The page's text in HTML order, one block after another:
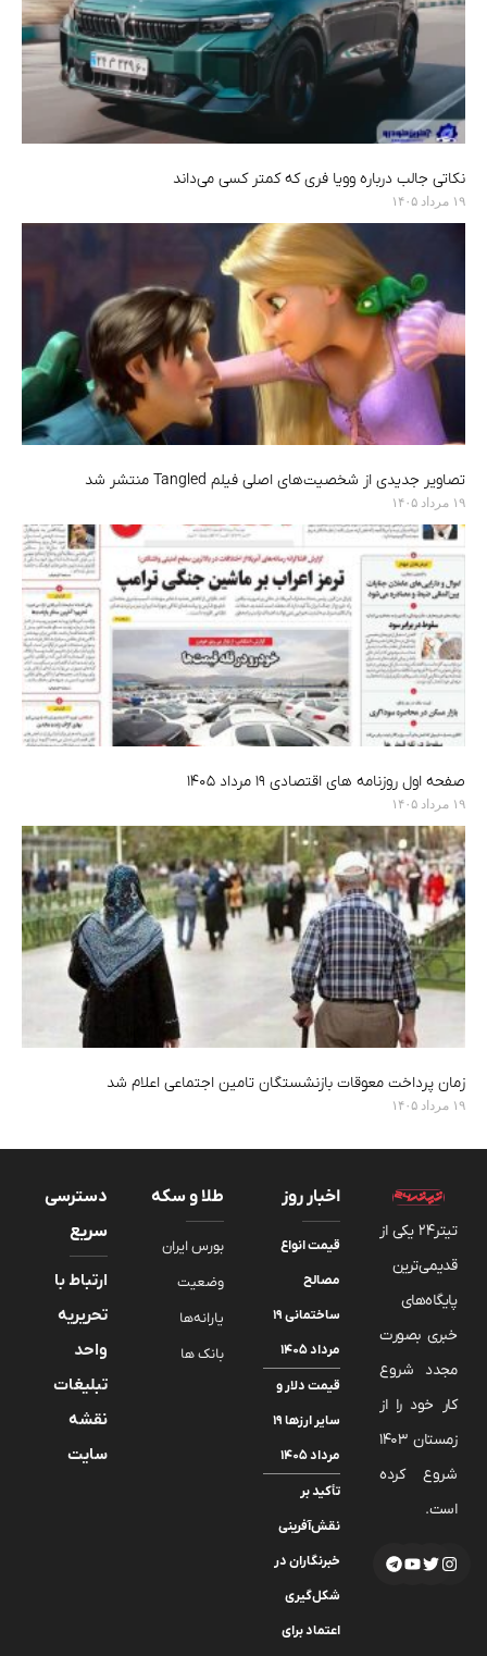
نکاتی جالب درباره وویا فری که کمتر کسی می‌داند
۱۹ مرداد ۱۴۰۵
تصاویر جدیدی از شخصیت‌های اصلی فیلم Tangled منتشر شد
۱۹ مرداد ۱۴۰۵
صفحه اول روزنامه های اقتصادی ۱۹ مرداد ۱۴۰۵
۱۹ مرداد ۱۴۰۵
زمان پرداخت معوقات بازنشستگان تامین اجتماعی اعلام شد
۱۹ مرداد ۱۴۰۵
تیتر24 یکی از
قدیمی‌ترین
پایگاه‌های
خبری بصورت
مجدد شروع
کار خود را از
زمستان 1403
شروع کرده
است.
اخبار روز
قیمت انواع
مصالح
ساختمانی ۱۹
مرداد ۱۴۰۵
قیمت دلار و
سایر ارزها ۱۹
مرداد ۱۴۰۵
تأکید بر
نقش‌آفرینی
خبرنگاران در
شکل‌گیری
اعتماد برای
طلا و سکه
بورس ایران
وضعیت
یارانه‌ها
بانک ها
دسترسی
سریع
ارتباط با
تحریریه
واحد
تبلیغات
نقشه
سایت